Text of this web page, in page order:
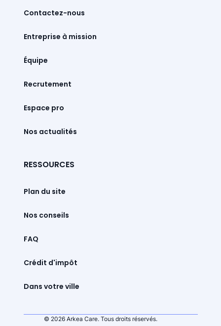
Contactez-nous
Entreprise à mission
Équipe
Recrutement
Espace pro
Nos actualités
RESSOURCES
Plan du site
Nos conseils
FAQ
Crédit d'impôt
Dans votre ville
© 2026 Arkea Care. Tous droits réservés.